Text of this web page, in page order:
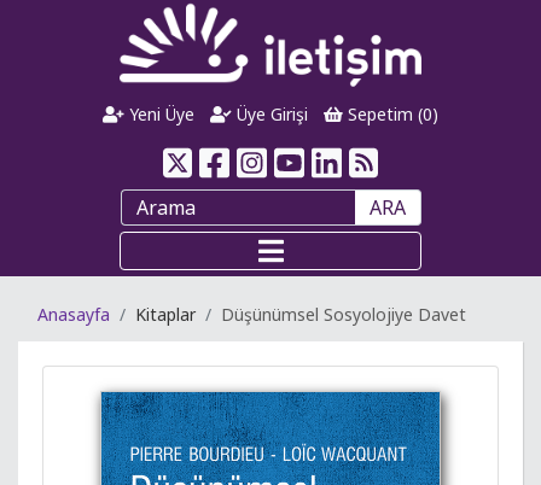
Yeni Üye Üye Girişi Sepetim (0)
ARA
Anasayfa Kitaplar Düşünümsel Sosyolojiye Davet